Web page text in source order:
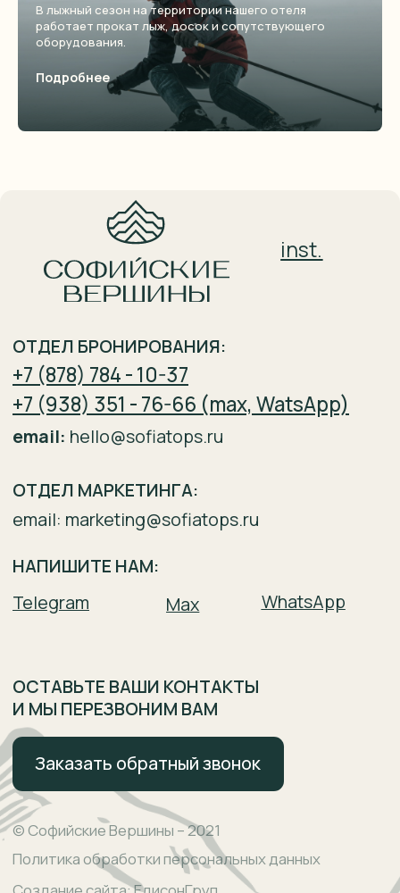
В лыжный сезон на территории нашего отеля
работает прокат лыж, досок и сопутствующего
оборудования.
Подробнее